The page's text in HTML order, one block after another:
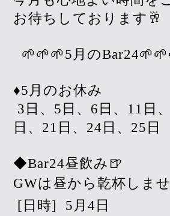
お待ちしております🥂
🌱🌱🌱5月の
♦︎5月のお休み
3日、5日、6日、11日
日、21日、24日、25日
◆Bar24昼飲み🍺
GWは昼から乾杯しま
[日時]
5月4日